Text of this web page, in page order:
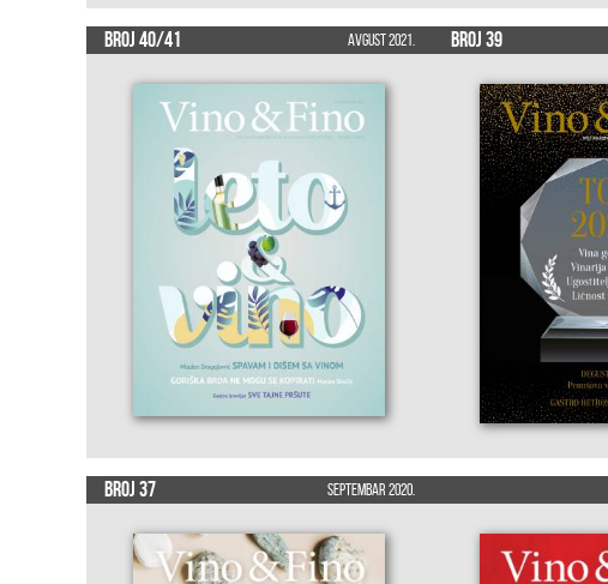
Broj 40/41 Avgust 2021. Broj 39
Broj 37 Septembar 2020.